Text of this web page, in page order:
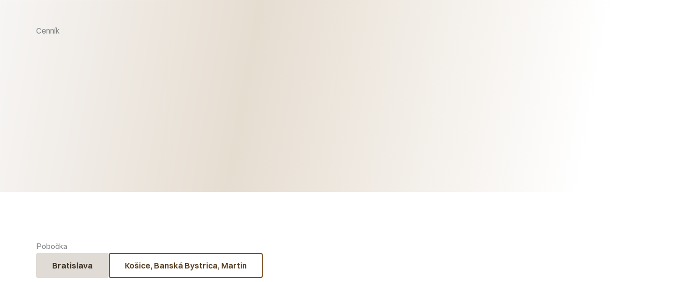
Cenník
Pobočka
Bratislava Košice, Banská Bystrica, Martin